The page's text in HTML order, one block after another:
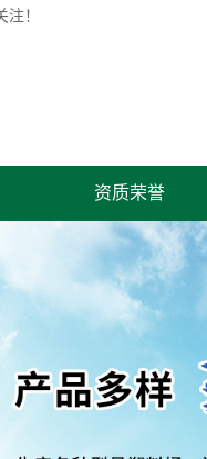
！
资质荣誉